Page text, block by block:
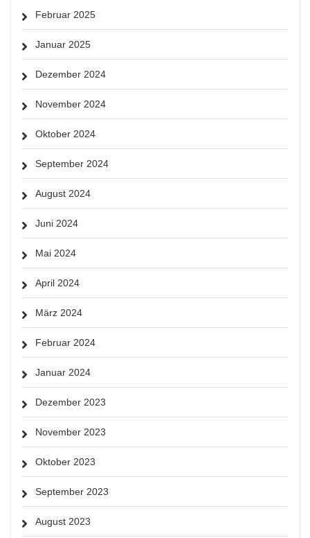
Februar 2025
Januar 2025
Dezember 2024
November 2024
Oktober 2024
September 2024
August 2024
Juni 2024
Mai 2024
April 2024
März 2024
Februar 2024
Januar 2024
Dezember 2023
November 2023
Oktober 2023
September 2023
August 2023